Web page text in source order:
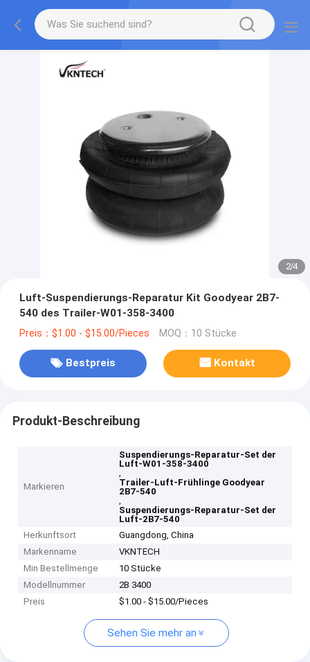
2/4
Luft-Suspendierungs-Reparatur Kit Goodyear 2B7-
540 des Trailer-W01-358-3400
Preis：$1.00 - $15.00/Pieces MOQ：10 Stücke
Bestpreis Kontakt
Produkt-Beschreibung
Markieren
Suspendierungs-Reparatur-Set der
Luft-W01-358-3400
,
Trailer-Luft-Frühlinge Goodyear
2B7-540
,
Suspendierungs-Reparatur-Set der
Luft-2B7-540
Herkunftsort
Guangdong, China
Markenname
VKNTECH
Min Bestellmenge
10 Stücke
Modellnummer
2B 3400
Preis
$1.00 - $15.00/Pieces
Sehen Sie mehr an